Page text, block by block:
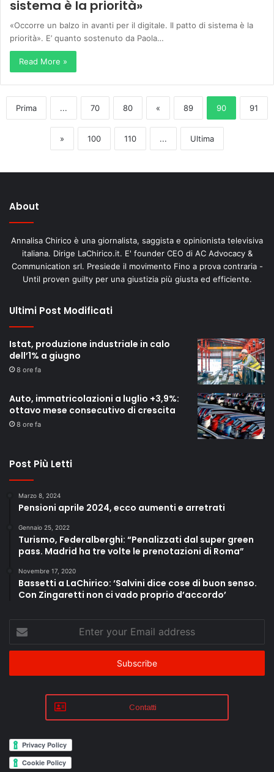
sistema è la priorità»
«Occorre un balzo in avanti per il digitale. Il patto di sistema è la
priorità». E’ quanto sostenuto da Paola…
Read More »
Prima ... 70 80 « 89 90 91
» 100 110 ... Ultima
About
Annalisa Chirico è una giornalista, saggista e opinionista televisiva
italiana. Dirige LaChirico.it. E' founder CEO di AC Advocacy &
Communication srl. Presiede il movimento Fino a prova contraria -
Until proven guilty per una giustizia più giusta ed efficiente.
Ultimi Post Modificati
Istat, produzione industriale in calo
dell’1% a giugno
8 ore fa
Auto, immatricolazioni a luglio +3,9%:
ottavo mese consecutivo di crescita
8 ore fa
Post Più Letti
Marzo 8, 2024
Pensioni aprile 2024, ecco aumenti e arretrati
Gennaio 25, 2022
Turismo, Federalberghi: “Penalizzati dal super green
pass. Madrid ha tre volte le prenotazioni di Roma”
Novembre 17, 2020
Bassetti a LaChirico: ‘Salvini dice cose di buon senso.
Con Zingaretti non ci vado proprio d’accordo’
your
Email
Contatti